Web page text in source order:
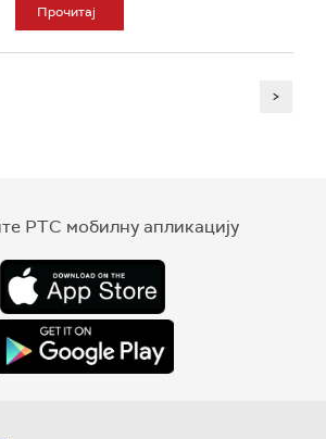
Прочитај
>
РТС мобилну апликацију